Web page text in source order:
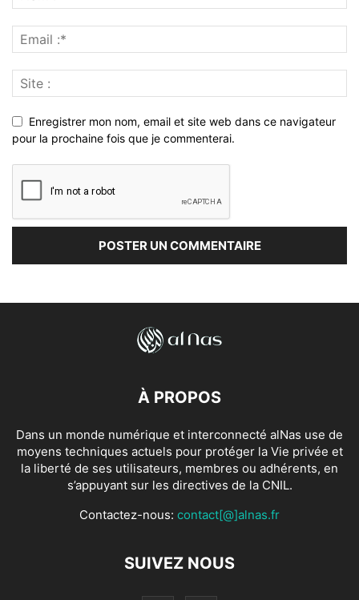
Enregistrer mon nom, email et site web dans ce navigateur
pour la prochaine fois que je commenterai.
À PROPOS
Dans un monde numérique et interconnecté alNas use de
moyens techniques actuels pour protéger la Vie privée et
la liberté de ses utilisateurs, membres ou adhérents, en
s’appuyant sur les directives de la CNIL.
Contactez-nous: contact[@]alnas.fr
SUIVEZ NOUS